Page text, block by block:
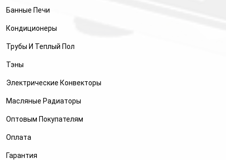
Банные Печи
Кондиционеры
Трубы И Теплый Пол
Тэны
Электрические Конвекторы
Масляные Радиаторы
Оптовым Покупателям
Оплата
Гарантия